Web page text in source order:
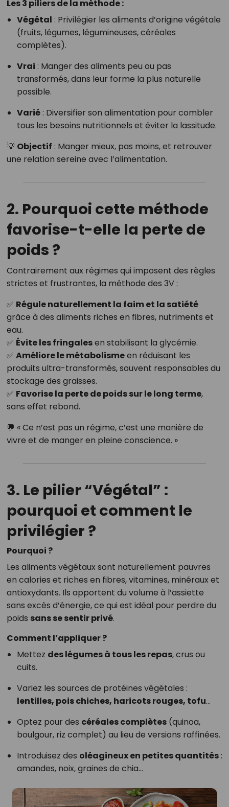
Les 3 piliers de la méthode :
Végétal : Privilégier les aliments d’origine végétale
(fruits, légumes, légumineuses, céréales
complètes).
Vrai : Manger des aliments peu ou pas
transformés, dans leur forme la plus naturelle
possible.
Varié: Diversifier son alimentation pour combler
tous les besoins nutritionnels et éviter la lassitude.
💡 Objectif : Manger mieux, pas moins, et retrouver
une relation sereine avec l’alimentation.
2. Pourquoi cette méthode
favorise-t-elle la perte de
poids ?
Contrairement aux régimes qui imposent des règles
strictes et frustrantes, la méthode des 3V :
✅ Régule naturellement la faim et la satiété
grâce à des aliments riches en fibres, nutriments et
eau.
✅ Évite les fringalesen stabilisant la glycémie.
✅ Améliore le métabolismeen réduisant les
produits ultra-transformés, souvent responsables du
stockage des graisses.
✅ Favorise la perte de poids sur le long terme,
sans effet rebond.
💬 « Ce n’est pas un régime, c’est une manière de
vivre et de manger en pleine conscience. »
3. Le pilier “Végétal” :
pourquoi et comment le
privilégier ?
Pourquoi ?
Les aliments végétaux sont naturellement pauvres
en calories et riches en fibres, vitamines, minéraux et
antioxydants. Ils apportent du volume à l’assiette
sans excès d’énergie, ce qui est idéal pour perdre du
poids sans se sentir privé.
Comment l’appliquer ?
Mettez des légumes à tous les repas, crus ou
cuits.
Variez les sources de protéines végétales :
lentilles, pois chiches, haricots rouges, tofu…
Optez pour des céréales complètes(quinoa,
boulgour, riz complet) au lieu de versions raffinées.
Introduisez des oléagineux en petites quantités:
amandes, noix, graines de chia…